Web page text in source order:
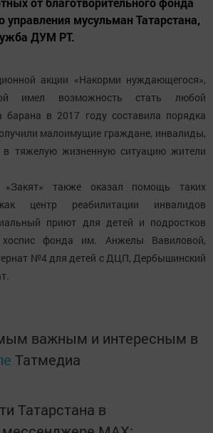
управления мусульман Татарстана,
ДУМ РТ.
акции «Накорми нуждающегося»,
имел возможность стать любой
в 2017 году составила порядка
малоимущие граждане, инвалиды,
тяжелую жизненную ситуацию жители
также оказал помощь таких
центр реабилитации инвалидов
приют для детей и подростков
хоспис фонда им. Анжелы Вавиловой,
№4 для детей с ДЦП, Дербышинский
важным и интересным в
Татмедиа
Татарстана в